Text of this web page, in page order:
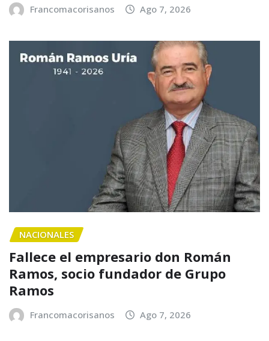
Francomacorisanos Ago 7, 2026
NACIONALES
Fallece el empresario don Román
Ramos, socio fundador de Grupo
Ramos
Francomacorisanos Ago 7, 2026